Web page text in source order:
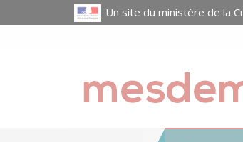
Un site du ministère de la